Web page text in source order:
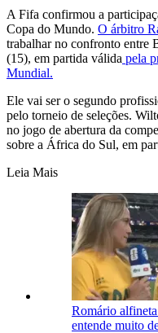
A Fifa confirmou a
Copa do Mundo. O árbitro
trabalhar no confronto entre
(15), em partida válida pela
Mundial.
Ele vai ser o segundo
pelo torneio de seleções.
no jogo de abertura da
sobre a África do Sul, em
Leia Mais
Romário
entende muito